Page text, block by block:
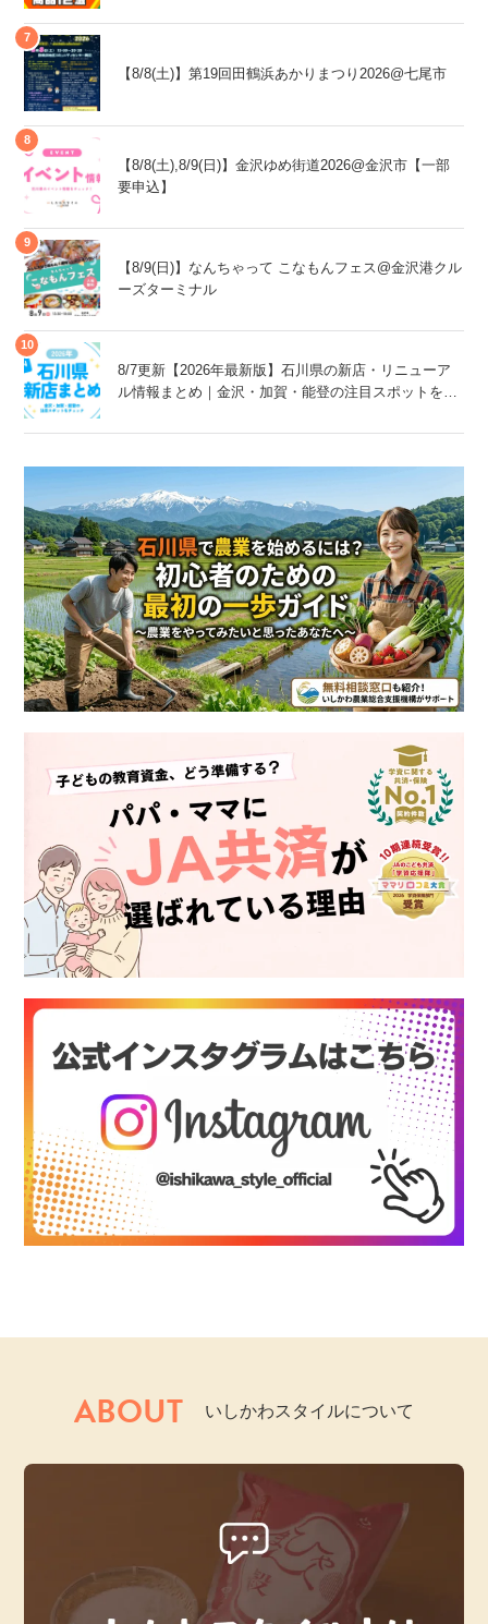
【8/8(土)】第19回田鶴浜あかりまつり2026@七尾市
【8/8(土),8/9(日)】金沢ゆめ街道2026@金沢市【一部
要申込】
【8/9(日)】なんちゃって こなもんフェス@金沢港クル
ーズターミナル
8/7更新【2026年最新版】石川県の新店・リニューア
ル情報まとめ｜金沢・加賀・能登の注目スポットをチ
ABOUT いしかわスタイルについて